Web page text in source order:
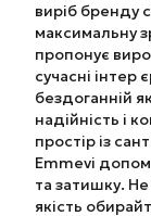
виріб бренду
максимальну
пропонує
сучасні
бездоганній
надійність і
простір із
Emmevi
та затишку. Не
якість